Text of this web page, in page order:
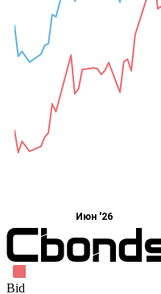
Июн '26
Bid